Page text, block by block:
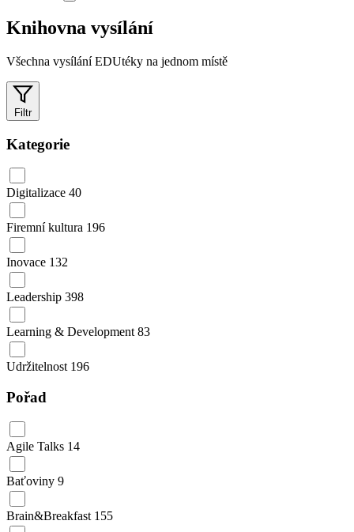
Knihovna vysílání
Všechna vysílání EDUtéky na jednom místě
Filtr
Kategorie
Digitalizace 40
Firemní kultura 196
Inovace 132
Leadership 398
Learning & Development 83
Udržitelnost 196
Pořad
Agile Talks 14
Baťoviny 9
Brain&Breakfast 155